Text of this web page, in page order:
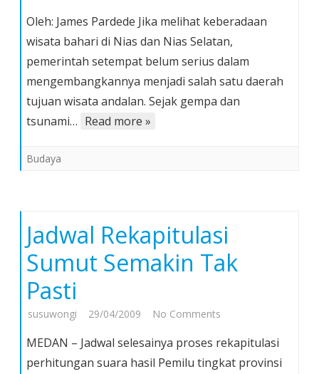
Kembali
Wisata
Bahari
Pulau
Nias
Oleh: James Pardede Jika melihat keberadaan
wisata bahari di Nias dan Nias Selatan,
pemerintah setempat belum serius dalam
mengembangkannya menjadi salah satu daerah
tujuan wisata andalan. Sejak gempa dan
tsunami… Read more »
Budaya
Jadwal Rekapitulasi
Sumut Semakin Tak
Pasti
susuwongi 29/04/2009 No Comments
Rekapitulasi
Sumut
MEDAN – Jadwal selesainya proses rekapitulasi
perhitungan suara hasil Pemilu tingkat provinsi